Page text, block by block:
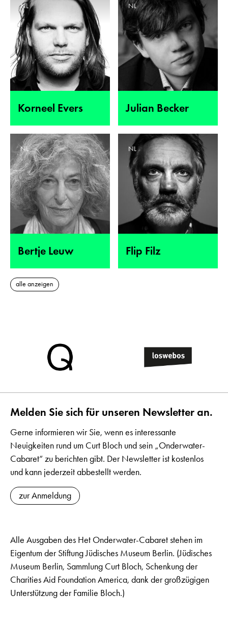
Korneel Evers
NL
Julian Becker
NL
Bertje Leuw
NL
Flip Filz
NL
alle anzeigen
Melden Sie sich für unseren Newsletter an.
Gerne informieren wir Sie, wenn es interessante
Neuigkeiten rund um Curt Bloch und sein „Onderwater-
Cabaret“ zu berichten gibt. Der Newsletter ist kostenlos
und kann jederzeit abbestellt werden.
zur Anmeldung
Alle Ausgaben des Het Onderwater-Cabaret stehen im
Eigentum der Stiftung Jüdisches Museum Berlin. (Jüdisches
Museum Berlin, Sammlung Curt Bloch, Schenkung der
Charities Aid Foundation America, dank der großzügigen
Unterstützung der Familie Bloch.)